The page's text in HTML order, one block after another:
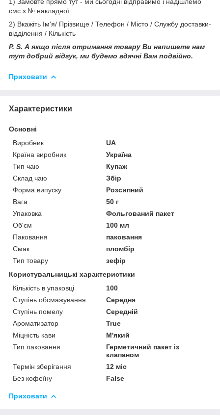
смс з № накладної
2) Вкажіть Ім'я/ Прізвище / Телефон / Місто / Службу доставки-
відділення / Кількість
P. S. А якщо після отримання товару Ви напишете нам
тут добрий відгук, ми будемо вдячні Вам подвійно.
Приховати
Характеристики
Основні
Виробник
UA
Країна виробник
Україна
Тип чаю
Купаж
Склад чаю
Збір
Форма випуску
Розсипний
Вага
50 г
Упаковка
Фольгований пакет
Об'єм
100 мл
Паковання
паковання
Смак
пломбір
Тип товару
зефір
Користувальницькі характеристики
Кількість в упаковці
100
Ступінь обсмажування
Середня
Ступінь помелу
Середній
Ароматизатор
True
Міцність кави
М'який
Тип паковання
Герметичний пакет із
клапаном
Термін зберігання
12 міс
Без кофеїну
False
Приховати